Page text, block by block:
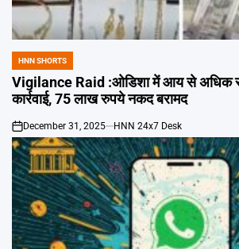
POSTED
IN
HNN SHORTS
Vigilance Raid :ओडिशा में आय से अधिक
कार्रवाई, 75 लाख रुपये नकद बरामद
on
December 31, 2025 HNN 24x7 Desk